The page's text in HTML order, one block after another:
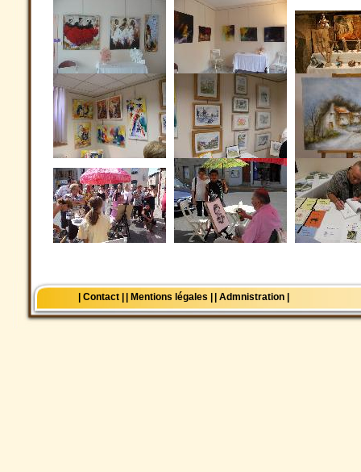
| Contact | | Mentions légales | | Admnistration |